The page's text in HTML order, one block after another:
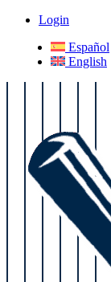
Login
Español
English